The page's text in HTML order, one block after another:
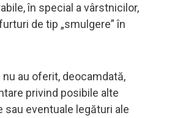
în special a vârstnicilor,
de tip „smulgere” în
au oferit, deocamdată,
privind posibile alte
sau eventuale legături ale